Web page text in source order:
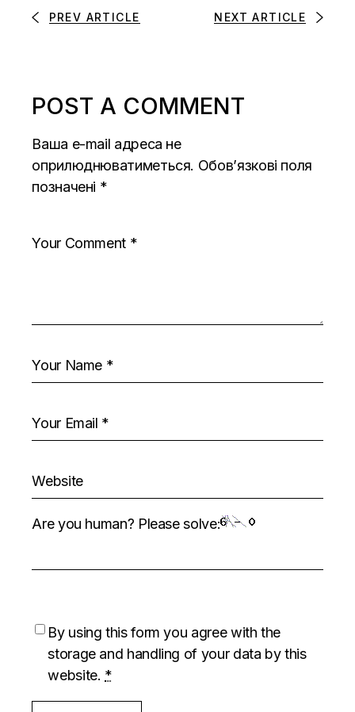
PREV ARTICLE NEXT ARTICLE
POST A COMMENT
Ваша e-mail адреса не
оприлюднюватиметься. Обов’язкові поля
позначені *
Are you human? Please solve:
By using this form you agree with the
storage and handling of your data by this
website. *